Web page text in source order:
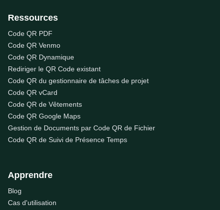
Ressources
Code QR PDF
Code QR Venmo
Code QR Dynamique
Rediriger le QR Code existant
Code QR du gestionnaire de tâches de projet
Code QR vCard
Code QR de Vêtements
Code QR Google Maps
Gestion de Documents par Code QR de Fichier
Code QR de Suivi de Présence Temps
Apprendre
Blog
Cas d'utilisation